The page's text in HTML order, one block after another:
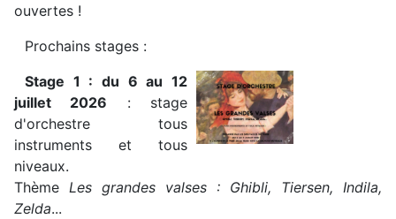
ouvertes !
Prochains stages :
Stage 1 : du 6 au 12
juillet 2026 : stage
d'orchestre tous
instruments et tous
niveaux.
Thème Les grandes valses : Ghibli, Tiersen, Indila,
Zelda...